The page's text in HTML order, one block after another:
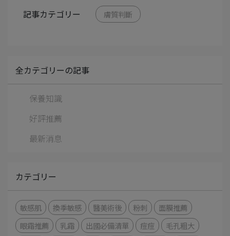
記事カテゴリー 膚質判斷
全カテゴリーの記事
保養知識
好評推薦
最新消息
カテゴリー
敏感肌 換季敏感 醫美術後 粉刺
面膜推薦
眼霜推薦
乳霜 出國必備清單 痘痘
毛孔粗大